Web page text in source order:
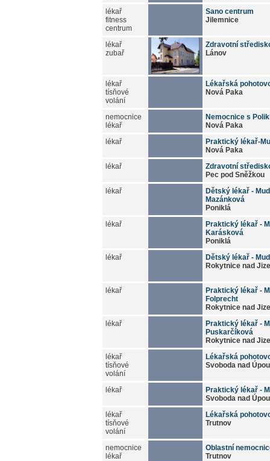
lékař
fitness
centrum
Sano centrum
Jilemnice
lékař
zubař
Zdravotní
Lánov
lékař
tísňové
volání
Lékařská
Nová Paka
nemocnice
lékař
Nemocnice s
Nová Paka
lékař
Praktický lékař-
Nová Paka
lékař
Zdravotní
Pec pod Sněžkou
lékař
Dětský lékař -
Mazánková
Poniklá
lékař
Praktický lékař -
Karásková
Poniklá
lékař
Dětský lékař -
Rokytnice nad
lékař
Praktický lékař -
Folprecht
Rokytnice nad
lékař
Praktický lékař -
Puskarčíková
Rokytnice nad
lékař
tísňové
volání
Lékařská
Svoboda nad Úpou
lékař
Praktický lékař -
Svoboda nad Úpou
lékař
tísňové
volání
Lékařská
Trutnov
nemocnice
lékař
Oblastní
Trutnov